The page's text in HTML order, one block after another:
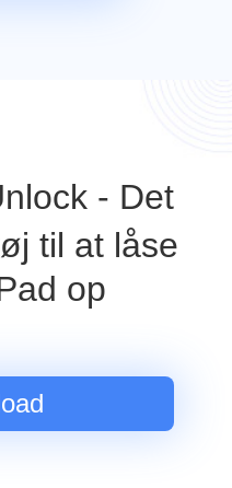
- Det
til at låse
op